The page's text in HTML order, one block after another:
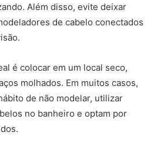
Além disso, evite deixar
de cabelo conectados
é colocar em um local seco,
molhados. Em muitos casos,
de não modelar, utilizar
no banheiro e optam por